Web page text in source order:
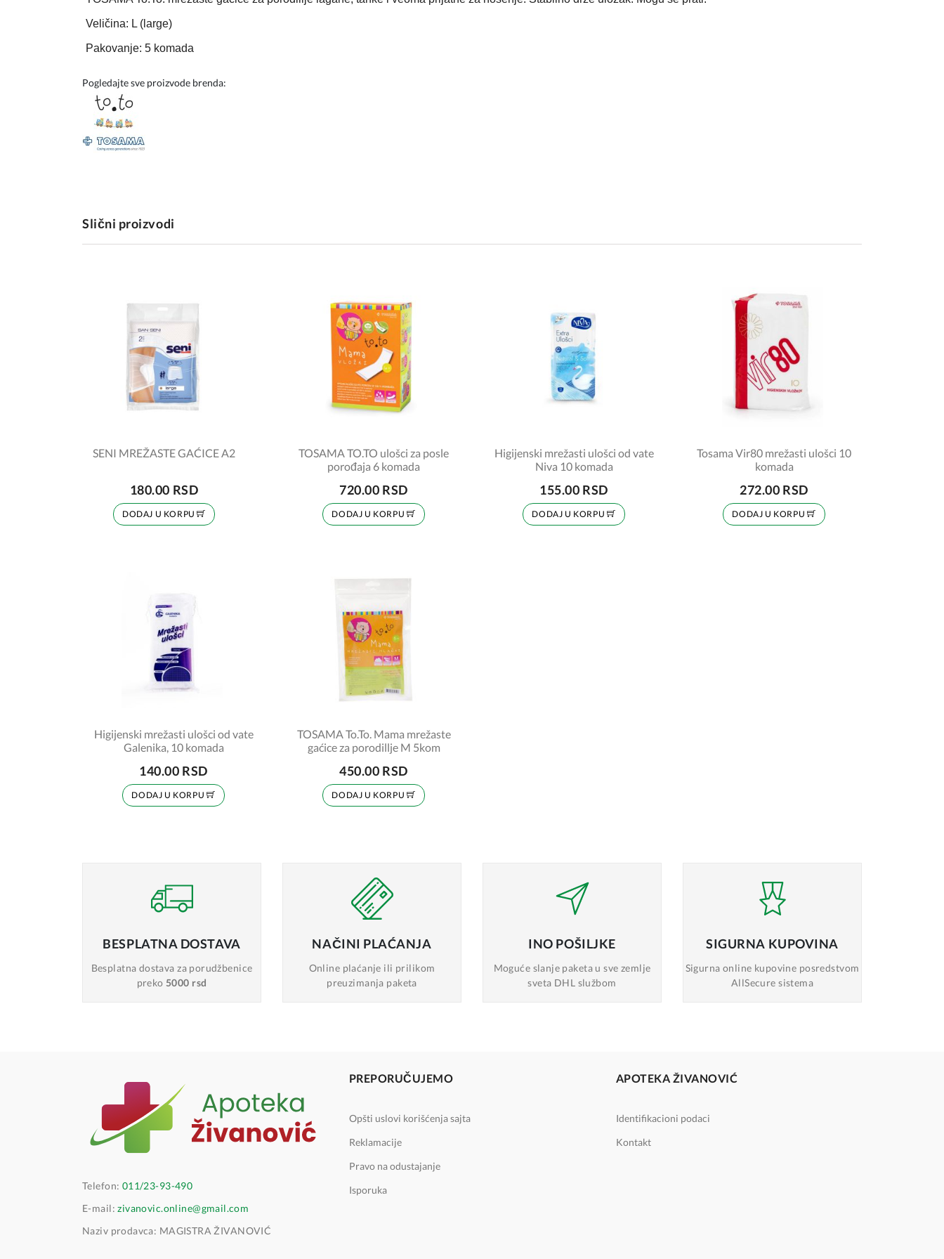
Veličina: L (large)
Pakovanje: 5 komada
Pogledajte sve proizvode brenda:
Slični proizvodi
SENI MREŽASTE GAĆICE A2
180.00 RSD
DODAJ U KORPU
TOSAMA TO.TO ulošci za posle
porođaja 6 komada
720.00 RSD
DODAJ U KORPU
Higijenski mrežasti ulošci od vate
Niva 10 komada
155.00 RSD
DODAJ U KORPU
Tosama Vir80 mrežasti ulošci 10
komada
272.00 RSD
DODAJ U KORPU
Higijenski mrežasti ulošci od vate
Galenika, 10 komada
140.00 RSD
DODAJ U KORPU
TOSAMA To.To. Mama mrežaste
gaćice za porodillje M 5kom
450.00 RSD
DODAJ U KORPU
BESPLATNA DOSTAVA
Besplatna dostavaza porudžbenice
preko 5000 rsd
NAČINI PLAĆANJA
Online plaćanje ili prilikom
preuzimanja paketa
INO POŠILJKE
Moguće slanje paketa u sve zemlje
sveta DHL službom
SIGURNA KUPOVINA
Sigurna online kupovine posredstvom
AllSecure sistema
Telefon: 011/23-93-490
E-mail:zivanovic.online@gmail.com
Naziv prodavca: MAGISTRA ŽIVANOVIĆ
PREPORUČUJEMO
Opšti uslovi korišćenja sajta
Reklamacije
Pravo na odustajanje
Isporuka
APOTEKA ŽIVANOVIĆ
Identifikacioni podaci
Kontakt